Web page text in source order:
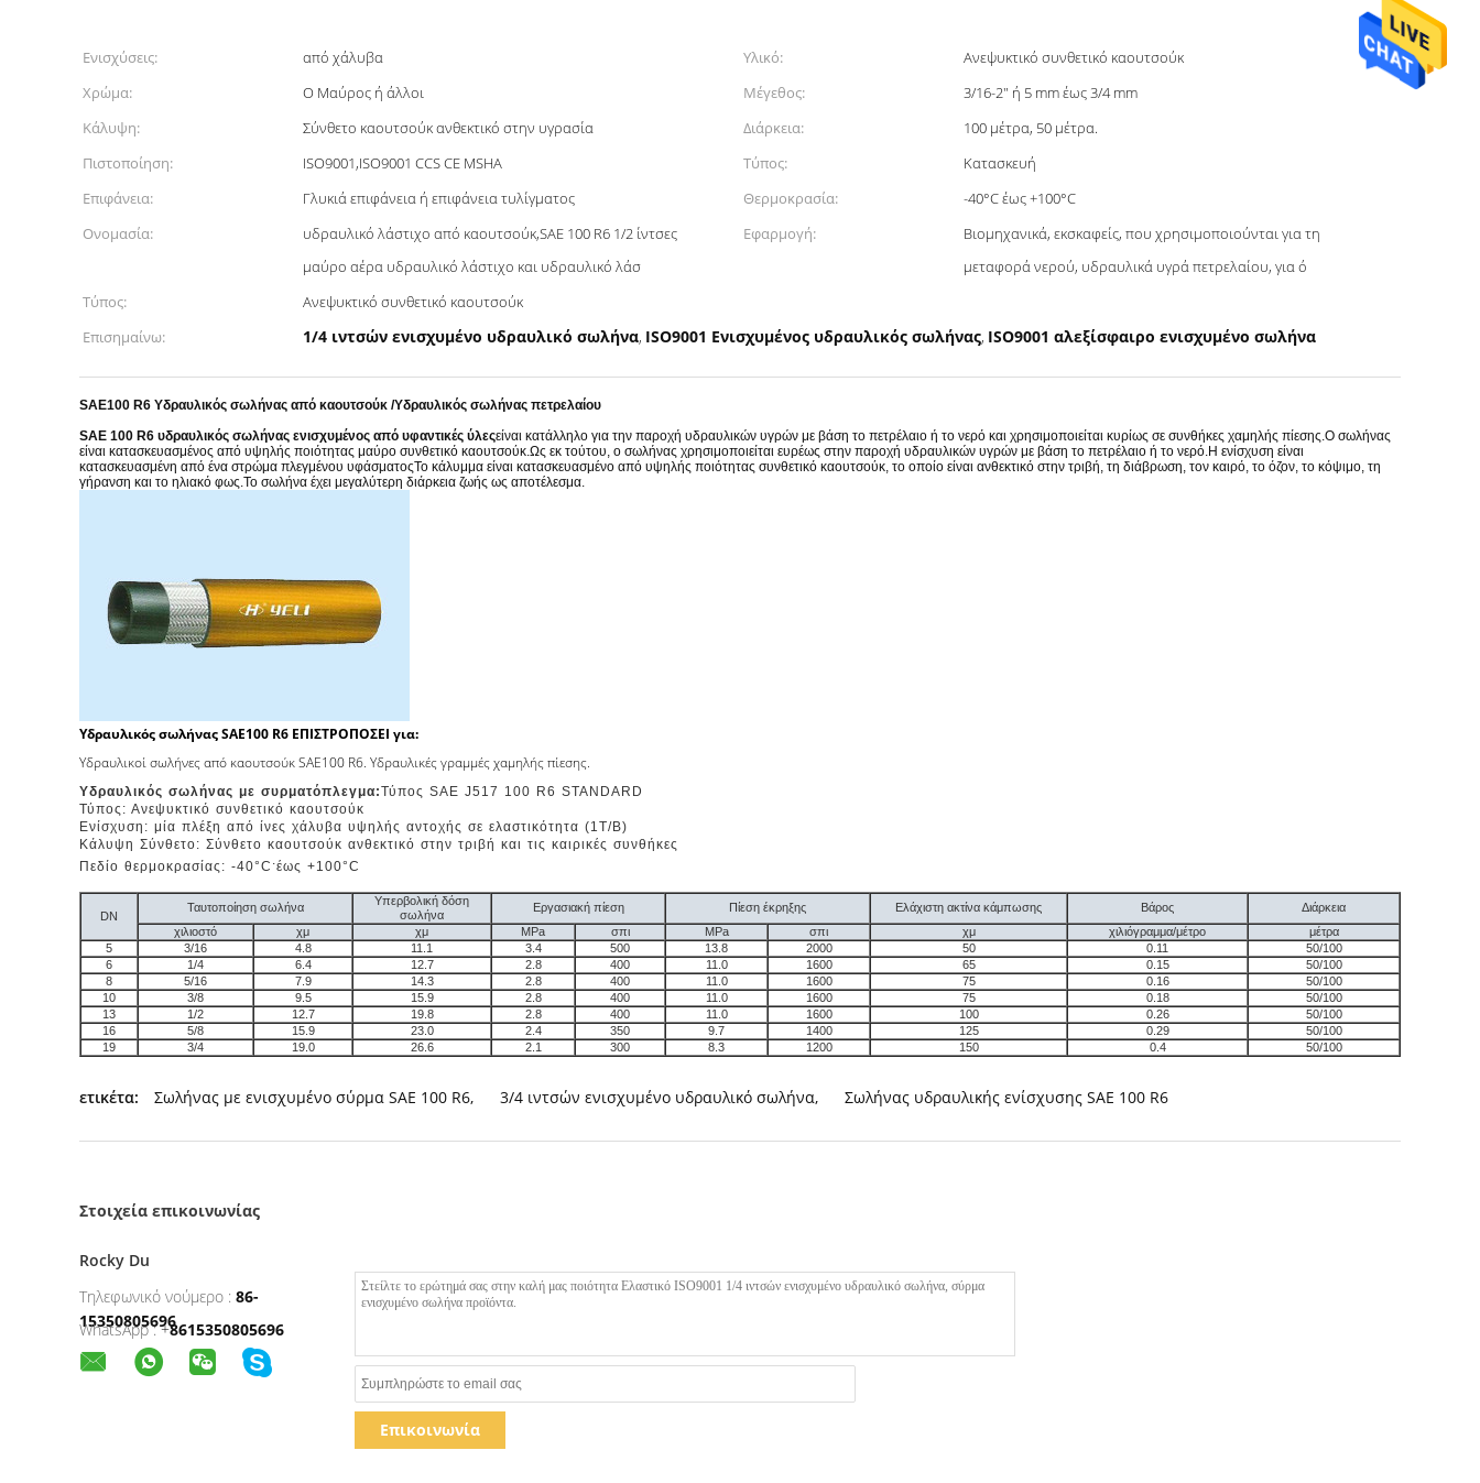
Ενισχύσεις: από χάλυβα Υλικό:
Ανεψυκτικό συνθετικό καουτσούκ
Χρώμα:
Ο Μαύρος ή άλλοι Μέγεθος:
3/16-2" ή 5 mm έως 3/4 mm
Κάλυψη:
Σύνθετο καουτσούκ ανθεκτικό στην υγρασία Διάρκεια:
100 μέτρα, 50 μέτρα.
Πιστοποίηση:
ISO9001,ISO9001 CCS CE MSHA Τύπος:
Κατασκευή
Επιφάνεια:
Γλυκιά επιφάνεια ή επιφάνεια τυλίγματος Θερμοκρασία:
-40°C έως +100°C
Ονομασία:
υδραυλικό λάστιχο από καουτσούκ,SAE 100 R6 1/2 ίντσες
μαύρο αέρα υδραυλικό λάστιχο και υδραυλικό λάσ
Εφαρμογή:
Βιομηχανικά, εκσκαφείς, που χρησιμοποιούνται για τη
μεταφορά νερού, υδραυλικά υγρά πετρελαίου, για ό
Τύπος:
Ανεψυκτικό συνθετικό καουτσούκ
Επισημαίνω:
1/4 ιντσών ενισχυμένο υδραυλικό σωλήνα, ISO9001 Ενισχυμένος υδραυλικός σωλήνας, ISO9001 αλεξίσφαιρο ενισχυμένο σωλήνα
SAE100 R6 Υδραυλικός σωλήνας από καουτσούκ /Υδραυλικός σωλήνας πετρελαίου
SAE 100 R6 υδραυλικός σωλήνας ενισχυμένος από υφαντικές ύλεςείναι κατάλληλο για την παροχή υδραυλικών υγρών με βάση το πετρέλαιο ή το νερό και χρησιμοποιείται κυρίως σε συνθήκες χαμηλής πίεσης.Ο σωλήνας
είναι κατασκευασμένος από υψηλής ποιότητας μαύρο συνθετικό καουτσούκ.Ως εκ τούτου, ο σωλήνας χρησιμοποιείται ευρέως στην παροχή υδραυλικών υγρών με βάση το πετρέλαιο ή το νερό.Η ενίσχυση είναι
κατασκευασμένη από ένα στρώμα πλεγμένου υφάσματοςΤο κάλυμμα είναι κατασκευασμένο από υψηλής ποιότητας συνθετικό καουτσούκ, το οποίο είναι ανθεκτικό στην τριβή, τη διάβρωση, τον καιρό, το όζον, το κόψιμο, τη
γήρανση και το ηλιακό φως.Το σωλήνα έχει μεγαλύτερη διάρκεια ζωής ως αποτέλεσμα.
Υδραυλικός σωλήνας SAE100 R6 ΕΠΙΣΤΡΟΠΟΣΕΙ για:
Υδραυλικοί σωλήνες από καουτσούκ SAE100 R6. Υδραυλικές γραμμές χαμηλής πίεσης.
Υδραυλικός σωλήνας με συρματόπλεγμα:Τύπος SAE J517 100 R6 STANDARD
Τύπος: Ανεψυκτικό συνθετικό καουτσούκ
Ενίσχυση: μία πλέξη από ίνες χάλυβα υψηλής αντοχής σε ελαστικότητα (1T/B)
Κάλυψη Σύνθετο: Σύνθετο καουτσούκ ανθεκτικό στην τριβή και τις καιρικές συνθήκες
Πεδίο θερμοκρασίας: -40°C έως +100°C
DN
Ταυτοποίηση σωλήνα
Υπερβολική δόση
σωλήνα
Εργασιακή πίεση Πίεση έκρηξης Ελάχιστη ακτίνα κάμπωσης Βάρος
Διάρκεια
χιλιοστό
χμ χμ MPa σπι MPa σπι χμ χιλιόγραμμα/μέτρο
μέτρα
5
3/16 4.8 11.1 3.4 500 13.8 2000 50 0.11
50/100
6
1/4 6.4 12.7 2.8 400 11.0 1600 65 0.15
50/100
8
5/16 7.9 14.3 2.8 400 11.0 1600 75 0.16
50/100
10
3/8 9.5 15.9 2.8 400 11.0 1600 75 0.18
50/100
13
1/2 12.7 19.8 2.8 400 11.0 1600 100 0.26
50/100
16
5/8 15.9 23.0 2.4 350 9.7 1400 125 0.29
50/100
19
3/4 19.0 26.6 2.1 300 8.3 1200 150 0.4 50/100
ετικέτα: Σωλήνας με ενισχυμένο σύρμα SAE 100 R6, 3/4 ιντσών ενισχυμένο υδραυλικό σωλήνα, Σωλήνας υδραυλικής ενίσχυσης SAE 100 R6
Στοιχεία επικοινωνίας
Rocky Du
Τηλεφωνικό νούμερο : 86-
15350805696
WhatsApp :+8615350805696
Επικοινωνία